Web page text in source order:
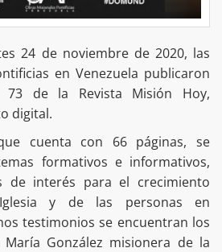
24 de noviembre de 2020, las
en Venezuela publicaron
de la Revista Misión Hoy,
digital.
cuenta con 66 páginas, se
formativos e informativos,
de interés para el crecimiento
y de las personas en
testimonios se encuentran los
González misionera de la